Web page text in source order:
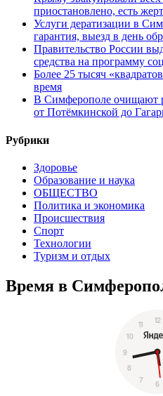
приостановлено, есть
Услуги дератизации в
гарантия, выезд в день
Правительство России
средства на программу
Более 25 тысяч
время
В Симферополе очищают
от Потёмкинской до
Рубрики
Здоровье
Образование и наука
ОБЩЕСТВО
Политика и экономика
Происшествия
Спорт
Технологии
Туризм и отдых
Время в